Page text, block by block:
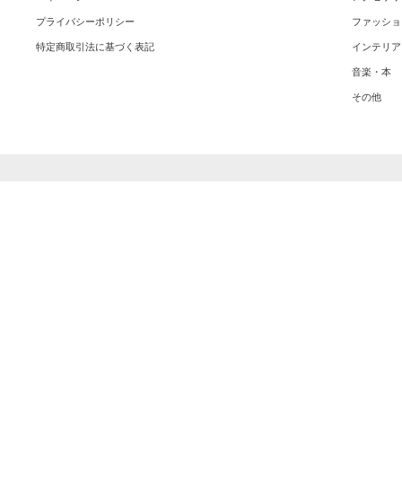
プライバシーポリシー
特定商取引法に基づく表記
ファッシ
インテリア
音楽・本
その他